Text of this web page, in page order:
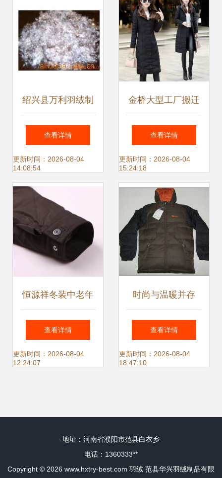
蓬松度仅303元
绍兴县万利羽绒制
品厂 一羽之轻，承
诺之重
查看详情
更新时间：2026-08-04
14:08:54
金桥大型工厂搬迁
清仓特卖 千余款商
品优惠特促，羽绒
抢购12月31日开启
查看详情
更新时间：2026-08-04
15:24:18
恒源祥冬装中老年
羽绒服短款毛领设
计评测 温暖与体面
查看详情
更新时间：2026-08-04
12:24:07
时尚与温暖并存
Nikko日高NJB
3130004男装羽绒
查看详情
更新时间：2026-08-04
18:47:10
地址：河南省濮阳市范县白衣乡
电话：1360333**
Copyright © 2026 www.hxtry-best.com 羽绒 范县华兴羽绒制品有限